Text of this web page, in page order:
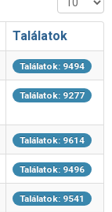
Találatok
Találatok: 9494
Találatok: 9277
Találatok: 9614
Találatok: 9496
Találatok: 9541